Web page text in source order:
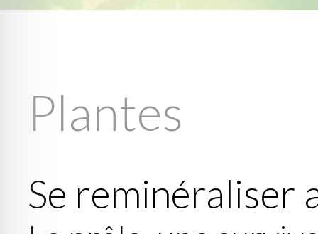
Plantes
Se reminéraliser